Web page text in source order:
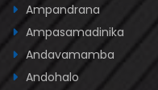
Ampandrana
Ampasamadinika
Andavamamba
Andohalo